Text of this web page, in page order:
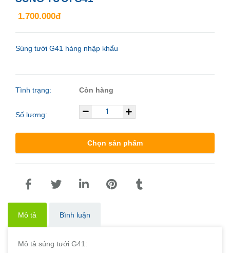
1.700.000đ
Súng tưới G41 hàng nhập khẩu
Tình trạng: Còn hàng
Số lượng:
Chọn sản phẩm
Mô tả Bình luận
Mô tả súng tưới G41: